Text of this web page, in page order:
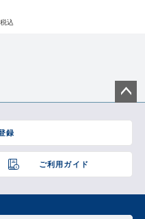
税込
録
ご利用ガイド
ジト
へ